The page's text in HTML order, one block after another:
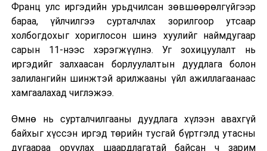
2026 оны 9 дүгээр сарын 13-наас оюутнуудыг
дотуур байранд оруулж эхэлнэ.
Сургууль, цэцэрлэгийн үйл ажиллагааны
зохицуулалт
2026 оны 8 дугаар сарын 17–28-ны өдрүүдэд
байранд элсэлт, бүртгэл болон бусад аливаа
арга хэмжээ зохион байгуулахгүй болно.
Франц улс иргэдийн урьдчилсан зөвшөөрөлгүйгээр
бараа, үйлчилгээ сурталчлах зорилгоор утсаар
холбогдохыг хориглосон шинэ хуулийг наймдугаар
сарын 11-нээс хэрэгжүүлнэ. Уг зохицуулалт нь
иргэдийг залхаасан борлуулалтын дуудлага болон
залилангийн шинжтэй арилжааны үйл ажиллагаанаас
хамгаалахад чиглэжээ.
Өмнө нь сурталчилгааны дуудлага хүлээн авахгүй
байхыг хүссэн иргэд төрийн тусгай бүртгэлд утасны
дугаараа оруулах шаардлагатай байсан ч зарим